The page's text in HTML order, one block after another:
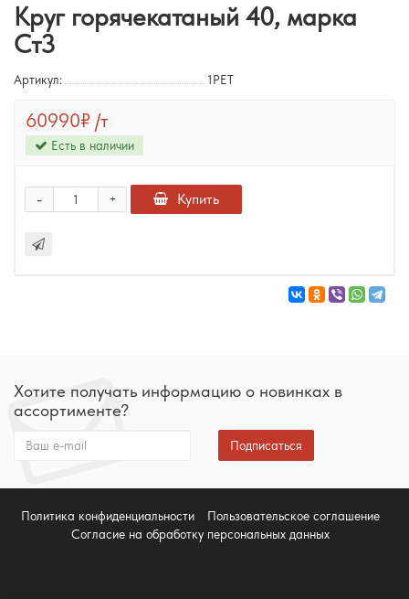
Круг горячекатаный 40, марка
Ст3
Артикул: 1PET
60990₽ /т
Есть в наличии
+
- Купить
Хотите получать информацию о новинках в
ассортименте?
Подписаться
Политика конфиденциальности
Пользовательское соглашение
Согласие на обработку персональных данных